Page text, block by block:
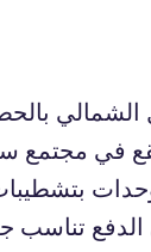
الشمالي
في مجتمع
تناسب